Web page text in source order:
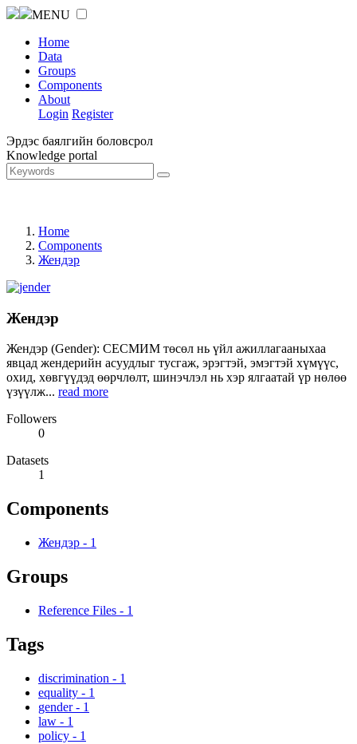
MENU
Home
Data
Groups
Components
About
Login Register
Эрдэс баялгийн боловсрол
Knowledge portal
Home
Components
Жендэр
Жендэр
Жендэр (Gender): СЕСМИМ төсөл нь үйл ажиллагааныхаа
явцад жендерийн асуудлыг тусгаж, эрэгтэй, эмэгтэй хүмүүс,
охид, хөвгүүдэд өөрчлөлт, шинэчлэл нь хэр ялгаатай үр нөлөө
үзүүлж... read more
Followers
0
Datasets
1
Components
Жендэр - 1
Groups
Reference Files - 1
Tags
discrimination - 1
equality - 1
gender - 1
law - 1
policy - 1